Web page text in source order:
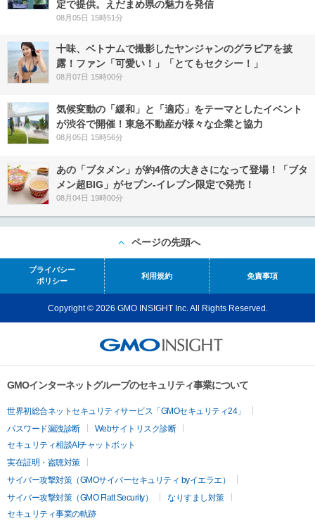
定で提供。えだまめ県の魅力を発信
08月05日 15時51分
十味、ベトナムで撮影したヤンジャンのグラビアを披
露！ファン「可愛い！」「とてもセクシー！」
08月07日 15時00分
気候変動の「緩和」と「適応」をテーマとしたイベント
が渋谷で開催！東急不動産が様々な企業と協力
08月05日 15時56分
あの「ブタメン」が約4倍の大きさになって登場！「ブタ
メン超BIG」がセブン‐イレブン限定で発売！
08月04日 19時00分
ページの先頭へ
プライバシー
ポリシー
利用規約 免責事項
Copyright © 2026 GMO INSIGHT Inc. All Rights Reserved.
GMOインターネットグループのセキュリティ事業について
世界初総合ネットセキュリティサービス「GMOセキュリティ24」
パスワード漏洩診断
Webサイトリスク診断
セキュリティ相談AIチャットボット
実在証明・盗聴対策
サイバー攻撃対策（GMOサイバーセキュリティ byイエラエ）
サイバー攻撃対策（GMO Flatt Security）
なりすまし対策
セキュリティ事業の軌跡